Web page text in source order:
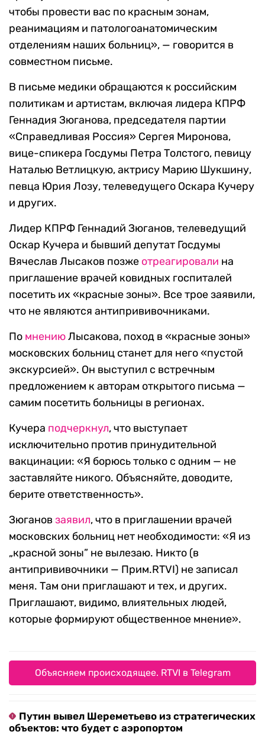
чтобы провести вас по красным зонам,
реанимациям и патологоанатомическим
отделениям наших больниц», — говорится в
совместном письме.
В письме медики обращаются к российским
политикам и артистам, включая лидера КПРФ
Геннадия Зюганова, председателя партии
«Справедливая Россия» Сергея Миронова,
вице-спикера Госдумы Петра Толстого, певицу
Наталью Ветлицкую, актрису Марию Шукшину,
певца Юрия Лозу, телеведущего Оскара Кучеру
и других.
Лидер КПРФ Геннадий Зюганов, телеведущий
Оскар Кучера и бывший депутат Госдумы
Вячеслав Лысаков позже отреагировали на
приглашение врачей ковидных госпиталей
посетить их «красные зоны». Все трое заявили,
что не являются антипрививочниками.
По мнениюЛысакова, поход в «красные зоны»
московских больниц станет для него «пустой
экскурсией». Он выступил с встречным
предложением к авторам открытого письма —
самим посетить больницы в регионах.
Кучера подчеркнул, что выступает
исключительно против принудительной
вакцинации: «Я борюсь только с одним — не
заставляйте никого. Объясняйте, доводите,
берите ответственность».
Зюганов заявил, что в приглашении врачей
московских больниц нет необходимости: «Я из
„красной зоны” не вылезаю. Никто (в
антипрививочники — Прим.RTVI) не записал
меня. Там они приглашают и тех, и других.
Приглашают, видимо, влиятельных людей,
которые формируют общественное мнение».
Объясняем происходящее. RTVI в Telegram
Путин вывел Шереметьево из стратегических
объектов: что будет с аэропортом